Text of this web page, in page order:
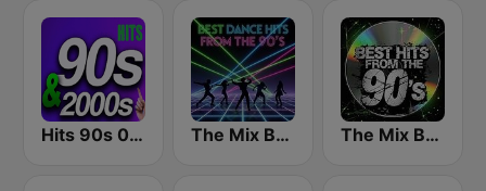
Hits 90s 00s Radio The Mix Best Dance Hits From the 90’s The Mix Best Hits From The 90’s